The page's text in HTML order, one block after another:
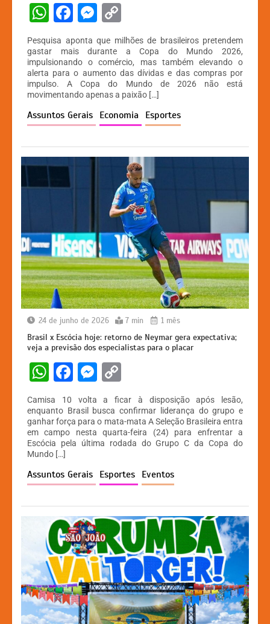
W
h
at
s
A
p
p
F
c
e
b
o
o
k
M
s
s
e
n
g
er
o
p
y
Li
n
k
Pesquisa aponta que milhões de brasileiros pretendem
gastar mais durante a Copa do Mundo 2026,
impulsionando o comércio, mas também elevando o
alerta para o aumento das dívidas e das compras por
impulso. A Copa do Mundo de 2026 não está
movimentando apenas a paixão […]
Assuntos Gerais Economia Esportes
24 de junho de 2026 7 min 1 mês
Brasil x Escócia hoje: retorno de Neymar gera expectativa;
veja a previsão dos especialistas para o placar
W
at
s
A
p
p
F
c
e
b
o
o
k
M
s
s
e
n
g
er
p
y
Li
n
k
Camisa 10 volta a ficar à disposição após lesão,
enquanto Brasil busca confirmar liderança do grupo e
ganhar força para o mata-mata A Seleção Brasileira entra
em campo nesta quarta-feira (24) para enfrentar a
Escócia pela última rodada do Grupo C da Copa do
Mundo […]
Assuntos Gerais Esportes Eventos